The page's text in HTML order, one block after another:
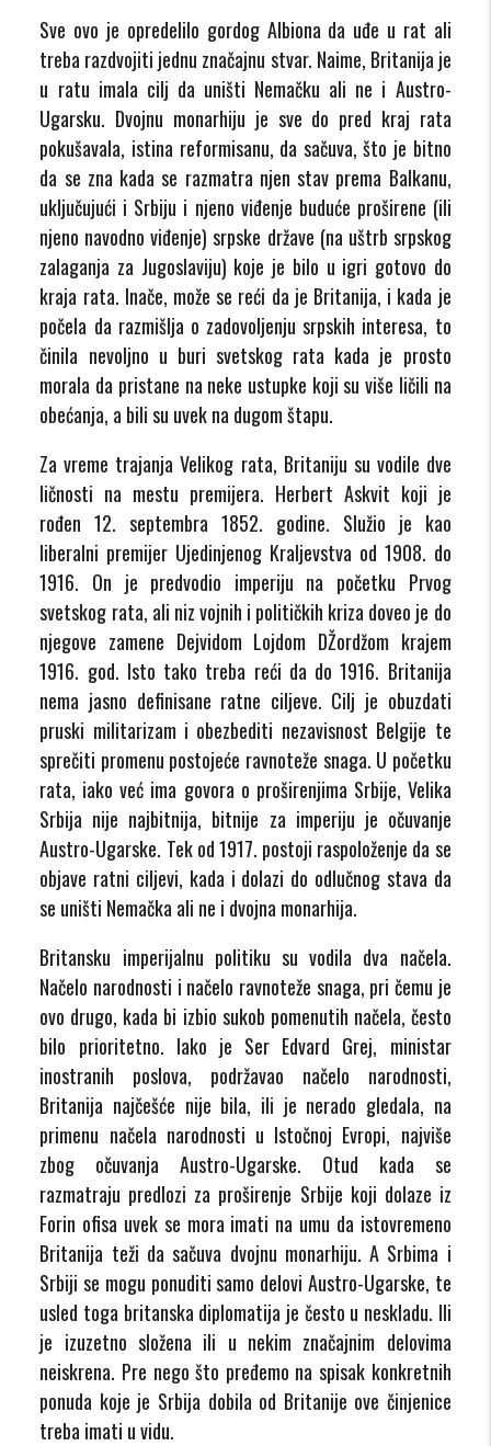
Sve ovo je opredelilo gordog Albiona da uđe u rat ali
treba razdvojiti jednu značajnu stvar. Naime, Britanija je
u ratu imala cilj da uništi Nemačku ali ne i Austro-
Ugarsku. Dvojnu monarhiju je sve do pred kraj rata
pokušavala, istina reformisanu, da sačuva, što je bitno
da se zna kada se razmatra njen stav prema Balkanu,
uključujući i Srbiju i njeno viđenje buduće proširene (ili
njeno navodno viđenje) srpske države (na uštrb srpskog
zalaganja za Jugoslaviju) koje je bilo u igri gotovo do
kraja rata. Inače, može se reći da je Britanija, i kada je
počela da razmišlja o zadovoljenju srpskih interesa, to
činila nevoljno u buri svetskog rata kada je prosto
morala da pristane na neke ustupke koji su više ličili na
obećanja, a bili su uvek na dugom štapu.
Za vreme trajanja Velikog rata, Britaniju su vodile dve
ličnosti na mestu premijera. Herbert Askvit koji je
rođen 12. septembra 1852. godine. Služio je kao
liberalni premijer Ujedinjenog Kraljevstva od 1908. do
1916. On je predvodio imperiju na početku Prvog
svetskog rata, ali niz vojnih i političkih kriza doveo je do
njegove zamene Dejvidom Lojdom DŽordžom krajem
1916. god. Isto tako treba reći da do 1916. Britanija
nema jasno definisane ratne ciljeve. Cilj je obuzdati
pruski militarizam i obezbediti nezavisnost Belgije te
sprečiti promenu postojeće ravnoteže snaga. U početku
rata, iako već ima govora o proširenjima Srbije, Velika
Srbija nije najbitnija, bitnije za imperiju je očuvanje
Austro-Ugarske. Tek od 1917. postoji raspoloženje da se
objave ratni ciljevi, kada i dolazi do odlučnog stava da
se uništi Nemačka ali ne i dvojna monarhija.
Britansku imperijalnu politiku su vodila dva načela.
Načelo narodnosti i načelo ravnoteže snaga, pri čemu je
ovo drugo, kada bi izbio sukob pomenutih načela, često
bilo prioritetno. Iako je Ser Edvard Grej, ministar
inostranih poslova, podržavao načelo narodnosti,
Britanija najčešće nije bila, ili je nerado gledala, na
primenu načela narodnosti u Istočnoj Evropi, najviše
zbog očuvanja Austro-Ugarske. Otud kada se
razmatraju predlozi za proširenje Srbije koji dolaze iz
Forin ofisa uvek se mora imati na umu da istovremeno
Britanija teži da sačuva dvojnu monarhiju. A Srbima i
Srbiji se mogu ponuditi samo delovi Austro-Ugarske, te
usled toga britanska diplomatija je često u neskladu. Ili
je izuzetno složena ili u nekim značajnim delovima
neiskrena. Pre nego što pređemo na spisak konkretnih
ponuda koje je Srbija dobila od Britanije ove činjenice
treba imati u vidu.